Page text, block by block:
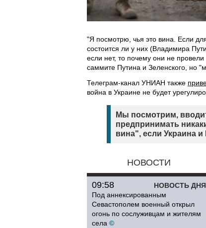
"Я посмотрю, чья это вина. Если
состоится ли у них (Владимира
если нет, то почему они не
саммите Путина и Зеленского, но
Телеграм-канал УНИАН также
война в Украине не будет
Мы посмотрим,
предпринимать
вина", если Украина
НОВОСТИ
НОВОСТЬ ДНЯ
09:58
Под аннексированным
Севастополем военный открыл
огонь по сослуживцам и жителям
села ©